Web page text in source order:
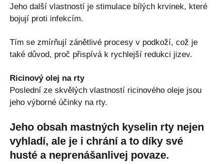
Jeho další vlastností je stimulace bílých krvinek, které
bojují proti infekcím.
Tím se zmírňují zánětlivé procesy v podkoží, což je
také důvod, proč přispívá k rychlejší redukci jizev.
Ricinový olej na rty
Poslední ze skvělých vlastností ricinového oleje jsou
jeho výborné účinky na rty.
Jeho obsah mastných kyselin rty nejen
vyhladí, ale je i chrání a to díky své
husté a neprenášanlivej povaze.